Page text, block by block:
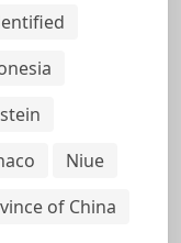
Niue
of China